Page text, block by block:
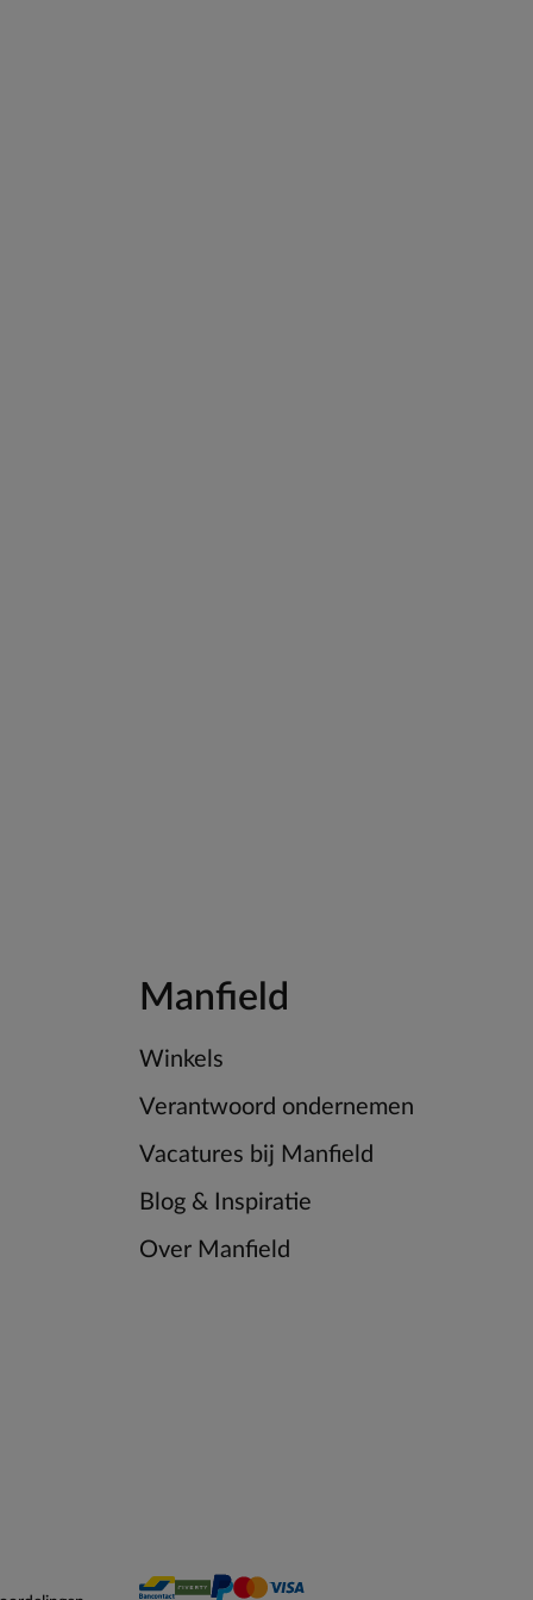
Manfield
Winkels
Verantwoord ondernemen
Vacatures bij Manfield
Blog & Inspiratie
Over Manfield